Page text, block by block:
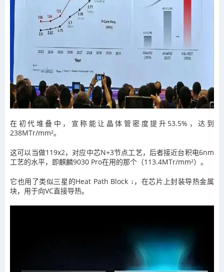
在初代堆叠中，宣称能让晶体管密度提升53.5%，达到
238MTr/mm²。
这可以当做119x2，对应中芯N+3节点工艺，后者接近台积电6nm
工艺的水平，即麒麟9030 Pro在用的那个（113.4MTr/mm²）。
它也用了类似三星的Heat Path Block ↓，在芯片上封装导热金属
块，用于向VC直接导热。